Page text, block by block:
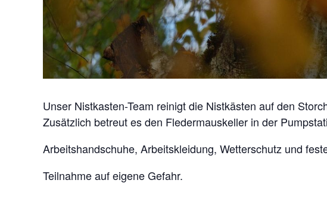
Unser Nistkasten-Team reinigt die Nistkästen auf den
Zusätzlich betreut es den Fledermauskeller in der
Arbeitshandschuhe, Arbeitskleidung, Wetterschutz und
Teilnahme auf eigene Gefahr.